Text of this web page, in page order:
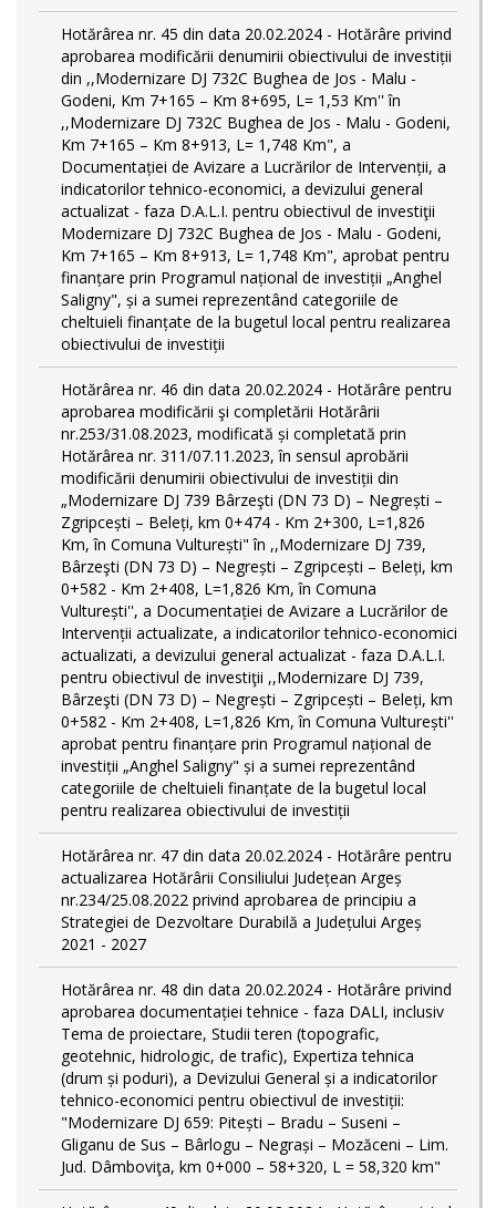
Hotărârea nr. 45 din data 20.02.2024 - Hotărâre privind
aprobarea modificării denumirii obiectivului de investiții
din ,,Modernizare DJ 732C Bughea de Jos - Malu -
Godeni, Km 7+165 – Km 8+695, L= 1,53 Km'' în
,,Modernizare DJ 732C Bughea de Jos - Malu - Godeni,
Km 7+165 – Km 8+913, L= 1,748 Km", a
Documentației de Avizare a Lucrărilor de Intervenții, a
indicatorilor tehnico-economici, a devizului general
actualizat - faza D.A.L.I. pentru obiectivul de investiţii
Modernizare DJ 732C Bughea de Jos - Malu - Godeni,
Km 7+165 – Km 8+913, L= 1,748 Km", aprobat pentru
finanțare prin Programul național de investiții „Anghel
Saligny", și a sumei reprezentând categoriile de
cheltuieli finanțate de la bugetul local pentru realizarea
obiectivului de investiții
Hotărârea nr. 46 din data 20.02.2024 - Hotărâre pentru
aprobarea modificării şi completării Hotărârii
nr.253/31.08.2023, modificată și completată prin
Hotărârea nr. 311/07.11.2023, în sensul aprobării
modificării denumirii obiectivului de investiții din
„Modernizare DJ 739 Bârzeşti (DN 73 D) – Negrești –
Zgripcești – Beleți, km 0+474 - Km 2+300, L=1,826
Km, în Comuna Vulturești" în ,,Modernizare DJ 739,
Bârzeşti (DN 73 D) – Negrești – Zgripcești – Beleți, km
0+582 - Km 2+408, L=1,826 Km, în Comuna
Vulturești'', a Documentației de Avizare a Lucrărilor de
Intervenții actualizate, a indicatorilor tehnico-economici
actualizati, a devizului general actualizat - faza D.A.L.I.
pentru obiectivul de investiţii ,,Modernizare DJ 739,
Bârzeşti (DN 73 D) – Negrești – Zgripcești – Beleți, km
0+582 - Km 2+408, L=1,826 Km, în Comuna Vulturești''
aprobat pentru finanțare prin Programul național de
investiții „Anghel Saligny" și a sumei reprezentând
categoriile de cheltuieli finanțate de la bugetul local
pentru realizarea obiectivului de investiții
Hotărârea nr. 47 din data 20.02.2024 - Hotărâre pentru
actualizarea Hotărârii Consiliului Județean Argeș
nr.234/25.08.2022 privind aprobarea de principiu a
Strategiei de Dezvoltare Durabilă a Județului Argeș
2021 - 2027
Hotărârea nr. 48 din data 20.02.2024 - Hotărâre privind
aprobarea documentației tehnice - faza DALI, inclusiv
Tema de proiectare, Studii teren (topografic,
geotehnic, hidrologic, de trafic), Expertiza tehnica
(drum și poduri), a Devizului General și a indicatorilor
tehnico-economici pentru obiectivul de investiții:
"Modernizare DJ 659: Pitești – Bradu – Suseni –
Gliganu de Sus – Bârlogu – Negrași – Mozăceni – Lim.
Jud. Dâmboviţa, km 0+000 – 58+320, L = 58,320 km"